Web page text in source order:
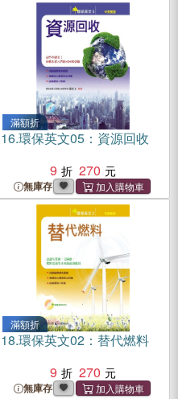
滿額折
16.環保英文05：資源回收
9
270
無庫存
滿額折
18.環保英文02：替代燃料
9
270
無庫存